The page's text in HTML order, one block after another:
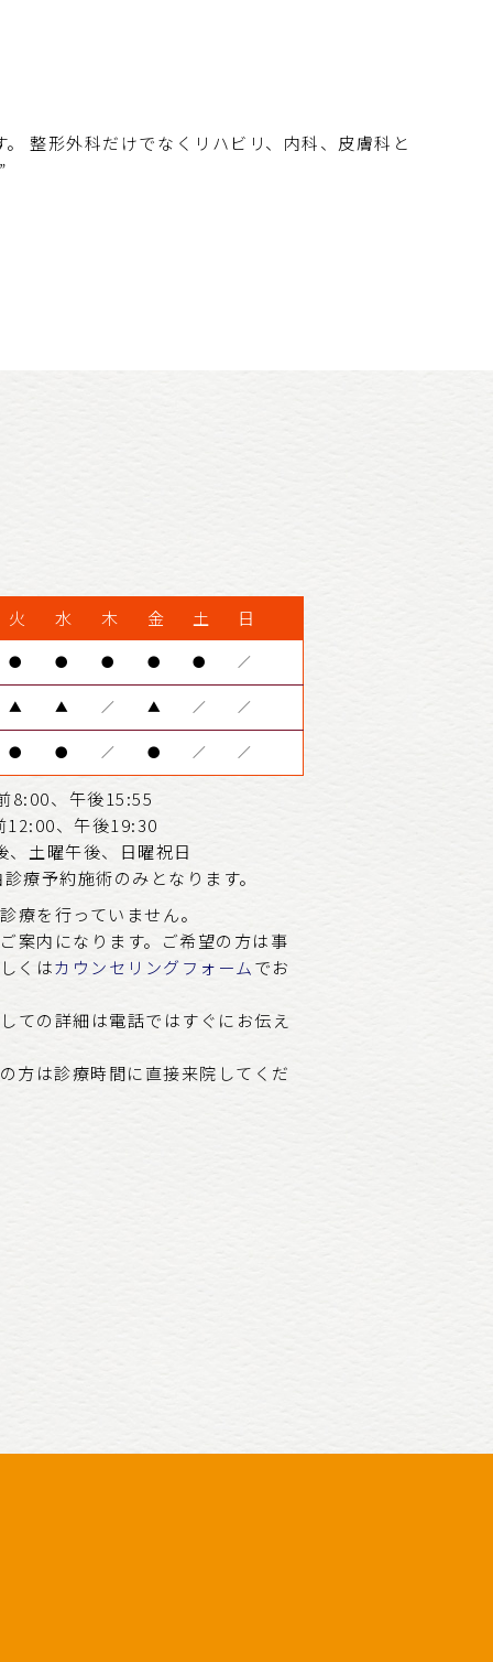
整形外科だけでなくリハビリ、内科、皮膚科と
火 水 木 金 土
日
● ● ● ● ● ／
▲ ▲ ／ ▲ ／ ／
● ● ／ ● ／ ／
8:00、午後15:55
12:00、午後19:30
、土曜午後、日曜祝日
療予約施術のみとなります。
を行っていません。
内になります。ご希望の方は事
くはカウンセリングフォーム でお
の詳細は電話ではすぐにお伝え
は診療時間に直接来院してくだ